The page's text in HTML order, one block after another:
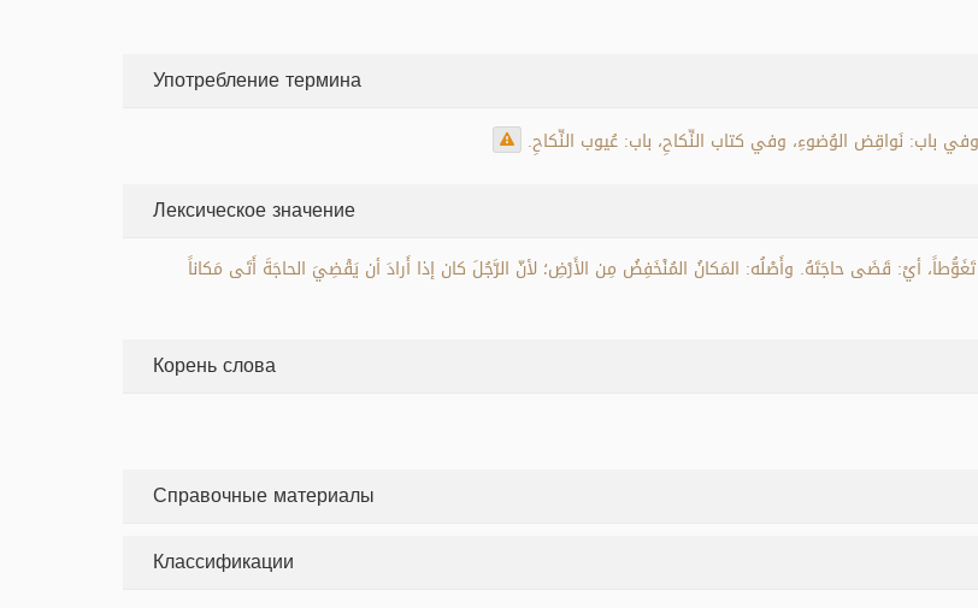
Употребление термина
باب: نَواقِض الوُضوءِ، وفي كتاب النِّكاحِ، باب: عُيوب النِّكاحِ.
Лексическое значение
تَغَوُّطاً، أيْ: قَضَى حاجَتَهُ. وأَصْلُه: المَكانُ المُنْخَفِضُ مِن الأَرْضِ؛ لأنّ الرَّجُلَ كان إذا أَرادَ أن يَقْضِيَ الحاجَةَ أَتَى مَكاناً
Корень слова
Справочные материалы
Классификации